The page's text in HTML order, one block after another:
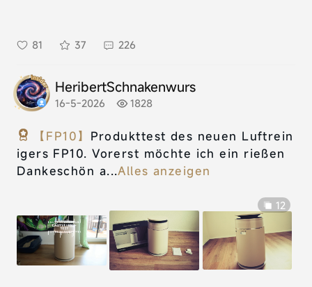
81 37 226
HeribertSchnakenwurs
16-5-2026 1828
【FP10】 Produkttest des neuen Luftrein
igers FP10. Vorerst möchte ich ein rießen
Dankeschön a...Alles anzeigen
12